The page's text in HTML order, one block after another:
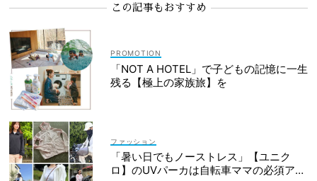
この記事もおすすめ
「NOT A HOTEL」で子どもの記憶に一生
残る【極上の家族旅】を
ファッション
「暑い日でもノーストレス」【ユニク
ロ】のUVパーカは自転車ママの必須アイ